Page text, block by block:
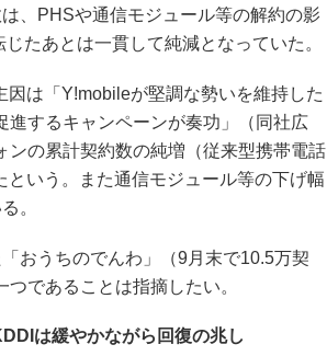
、PHSや通信モジュール等の解約の影
たあとは一貫して純減となっていた。
は「Y!mobileが堅調な勢いを維持した
進するキャンペーンが奏功」（同社広
の累計契約数の純増（従来型携帯電話
いう。また通信モジュール等の下げ幅
。
おうちのでんわ」（9月末で10.5万契
であることは指摘したい。
は緩やかながら回復の兆し